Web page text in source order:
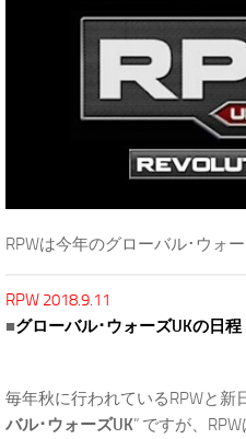
RPWは今年のグローバル･ウォ
RPW 2018.9.11
■グローバル･ウォーズUKの日程
毎年秋に行われているRPWと新
バル･ウォーズUK” ですが、